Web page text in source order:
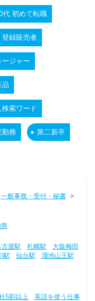
代 初めて転職
登録販売者
ジャー
品
索ワード
勤務 第二新卒
一般事務・受付・秘書>
古屋駅 札幌駅
大阪梅田
駅 仙台駅
溜池山王駅
5割以上
英語を使う仕事